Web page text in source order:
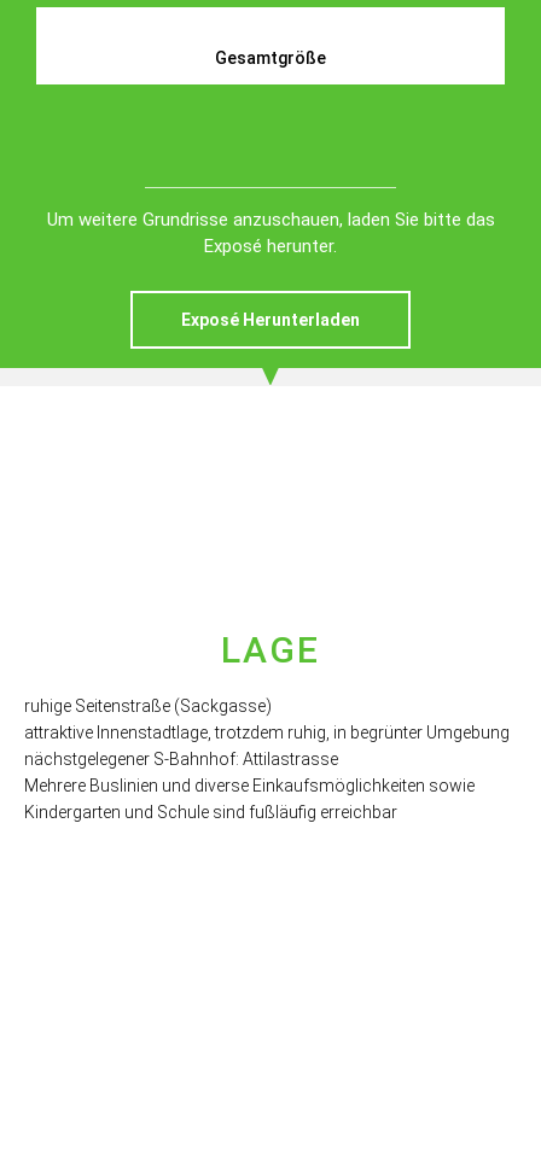
Gesamtgröße
Um weitere Grundrisse anzuschauen, laden Sie bitte das
Exposé herunter.
Exposé Herunterladen
LAGE
ruhige Seitenstraße (Sackgasse)
attraktive Innenstadtlage, trotzdem ruhig, in begrünter Umgebung
nächstgelegener S-Bahnhof: Attilastrasse
Mehrere Buslinien und diverse Einkaufsmöglichkeiten sowie
Kindergarten und Schule sind fußläufig erreichbar